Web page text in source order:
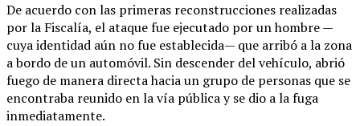
De acuerdo con las primeras reconstrucciones realizadas
por la Fiscalía, el ataque fue ejecutado por un hombre —
cuya identidad aún no fue establecida— que arribó a la zona
a bordo de un automóvil. Sin descender del vehículo, abrió
fuego de manera directa hacia un grupo de personas que se
encontraba reunido en la vía pública y se dio a la fuga
inmediatamente.